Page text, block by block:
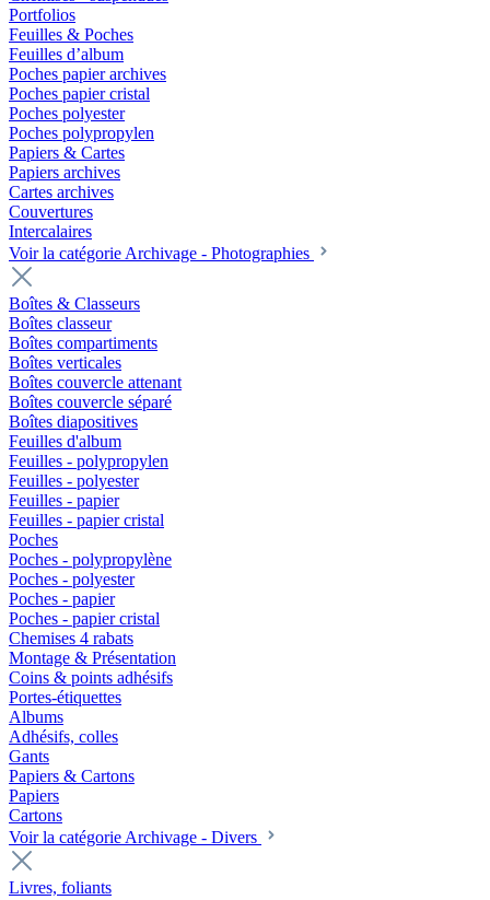
Portfolios
Feuilles & Poches
Feuilles d’album
Poches papier archives
Poches papier cristal
Poches polyester
Poches polypropylen
Papiers & Cartes
Papiers archives
Cartes archives
Couvertures
Intercalaires
Voir la catégorie Archivage - Photographies
Boîtes & Classeurs
Boîtes classeur
Boîtes compartiments
Boîtes verticales
Boîtes couvercle attenant
Boîtes couvercle séparé
Boîtes diapositives
Feuilles d'album
Feuilles - polypropylen
Feuilles - polyester
Feuilles - papier
Feuilles - papier cristal
Poches
Poches - polypropylène
Poches - polyester
Poches - papier
Poches - papier cristal
Chemises 4 rabats
Montage & Présentation
Coins & points adhésifs
Portes-étiquettes
Albums
Adhésifs, colles
Gants
Papiers & Cartons
Papiers
Cartons
Voir la catégorie Archivage - Divers
Livres, foliants